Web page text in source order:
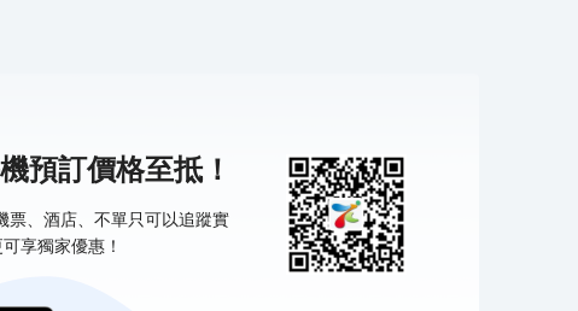
預訂價格至抵！
票、酒店、不單只可以追蹤實
享獨家優惠！